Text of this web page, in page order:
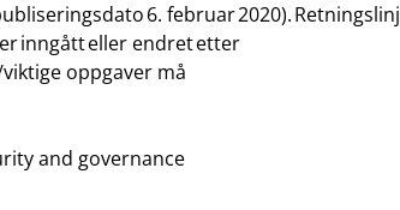
6. februar 2020).
inngått eller endret etter
oppgaver må
and governance